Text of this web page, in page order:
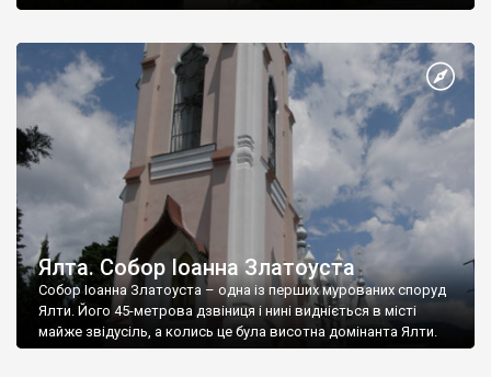
Ялта. Собор Іоанна Златоуста
Собор Іоанна Златоуста – одна із перших мурованих споруд
Ялти. Його 45-метрова дзвіниця і нині видніється в місті
майже звідусіль, а колись це була висотна домінанта Ялти.